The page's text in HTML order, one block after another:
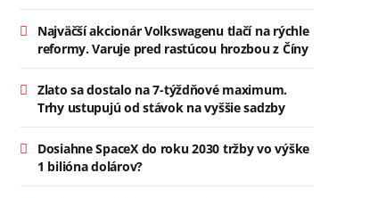
Najväčší akcionár Volkswagenu tlačí na rýchle
reformy. Varuje pred rastúcou hrozbou z Číny
Zlato sa dostalo na 7-týždňové maximum.
Trhy ustupujú od stávok na vyššie sadzby
Dosiahne SpaceX do roku 2030 tržby vo výške
1 bilióna dolárov?